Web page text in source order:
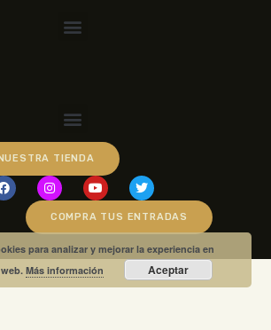
TIENDA
COMPRA TUS ENTRADAS
para analizar y mejorar la experiencia en
web.Más información Aceptar